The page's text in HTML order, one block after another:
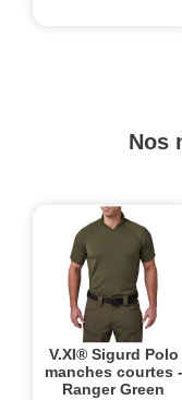
Nos
V.XI® Sigurd Polo
manches courtes -
Ranger Green